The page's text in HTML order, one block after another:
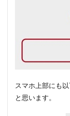
スマホ上部にも
と思います。